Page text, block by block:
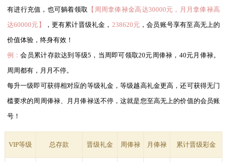
有进行充值，也可躺着领取 【周周拿俸禄金高达30000元，月月拿俸禄高
达60000元】
，更有累计晋级礼金， 238620元 ，会员账号享有至高无上的
价值体验，终身有效！
例：会员累计存款达到等级5，当周即可领取20元周俸禄，40元月俸禄。
周周都有，月月不停。
每升一级即可获得相对应的等级礼金，等级越高礼金更高，还可获得无门
槛要求的周周俸禄、月月俸禄送不停，这就是您至高无上的价值的会员账
号！
VIP等级 总存款 晋级礼金 周俸禄 月俸禄 累计晋级彩金